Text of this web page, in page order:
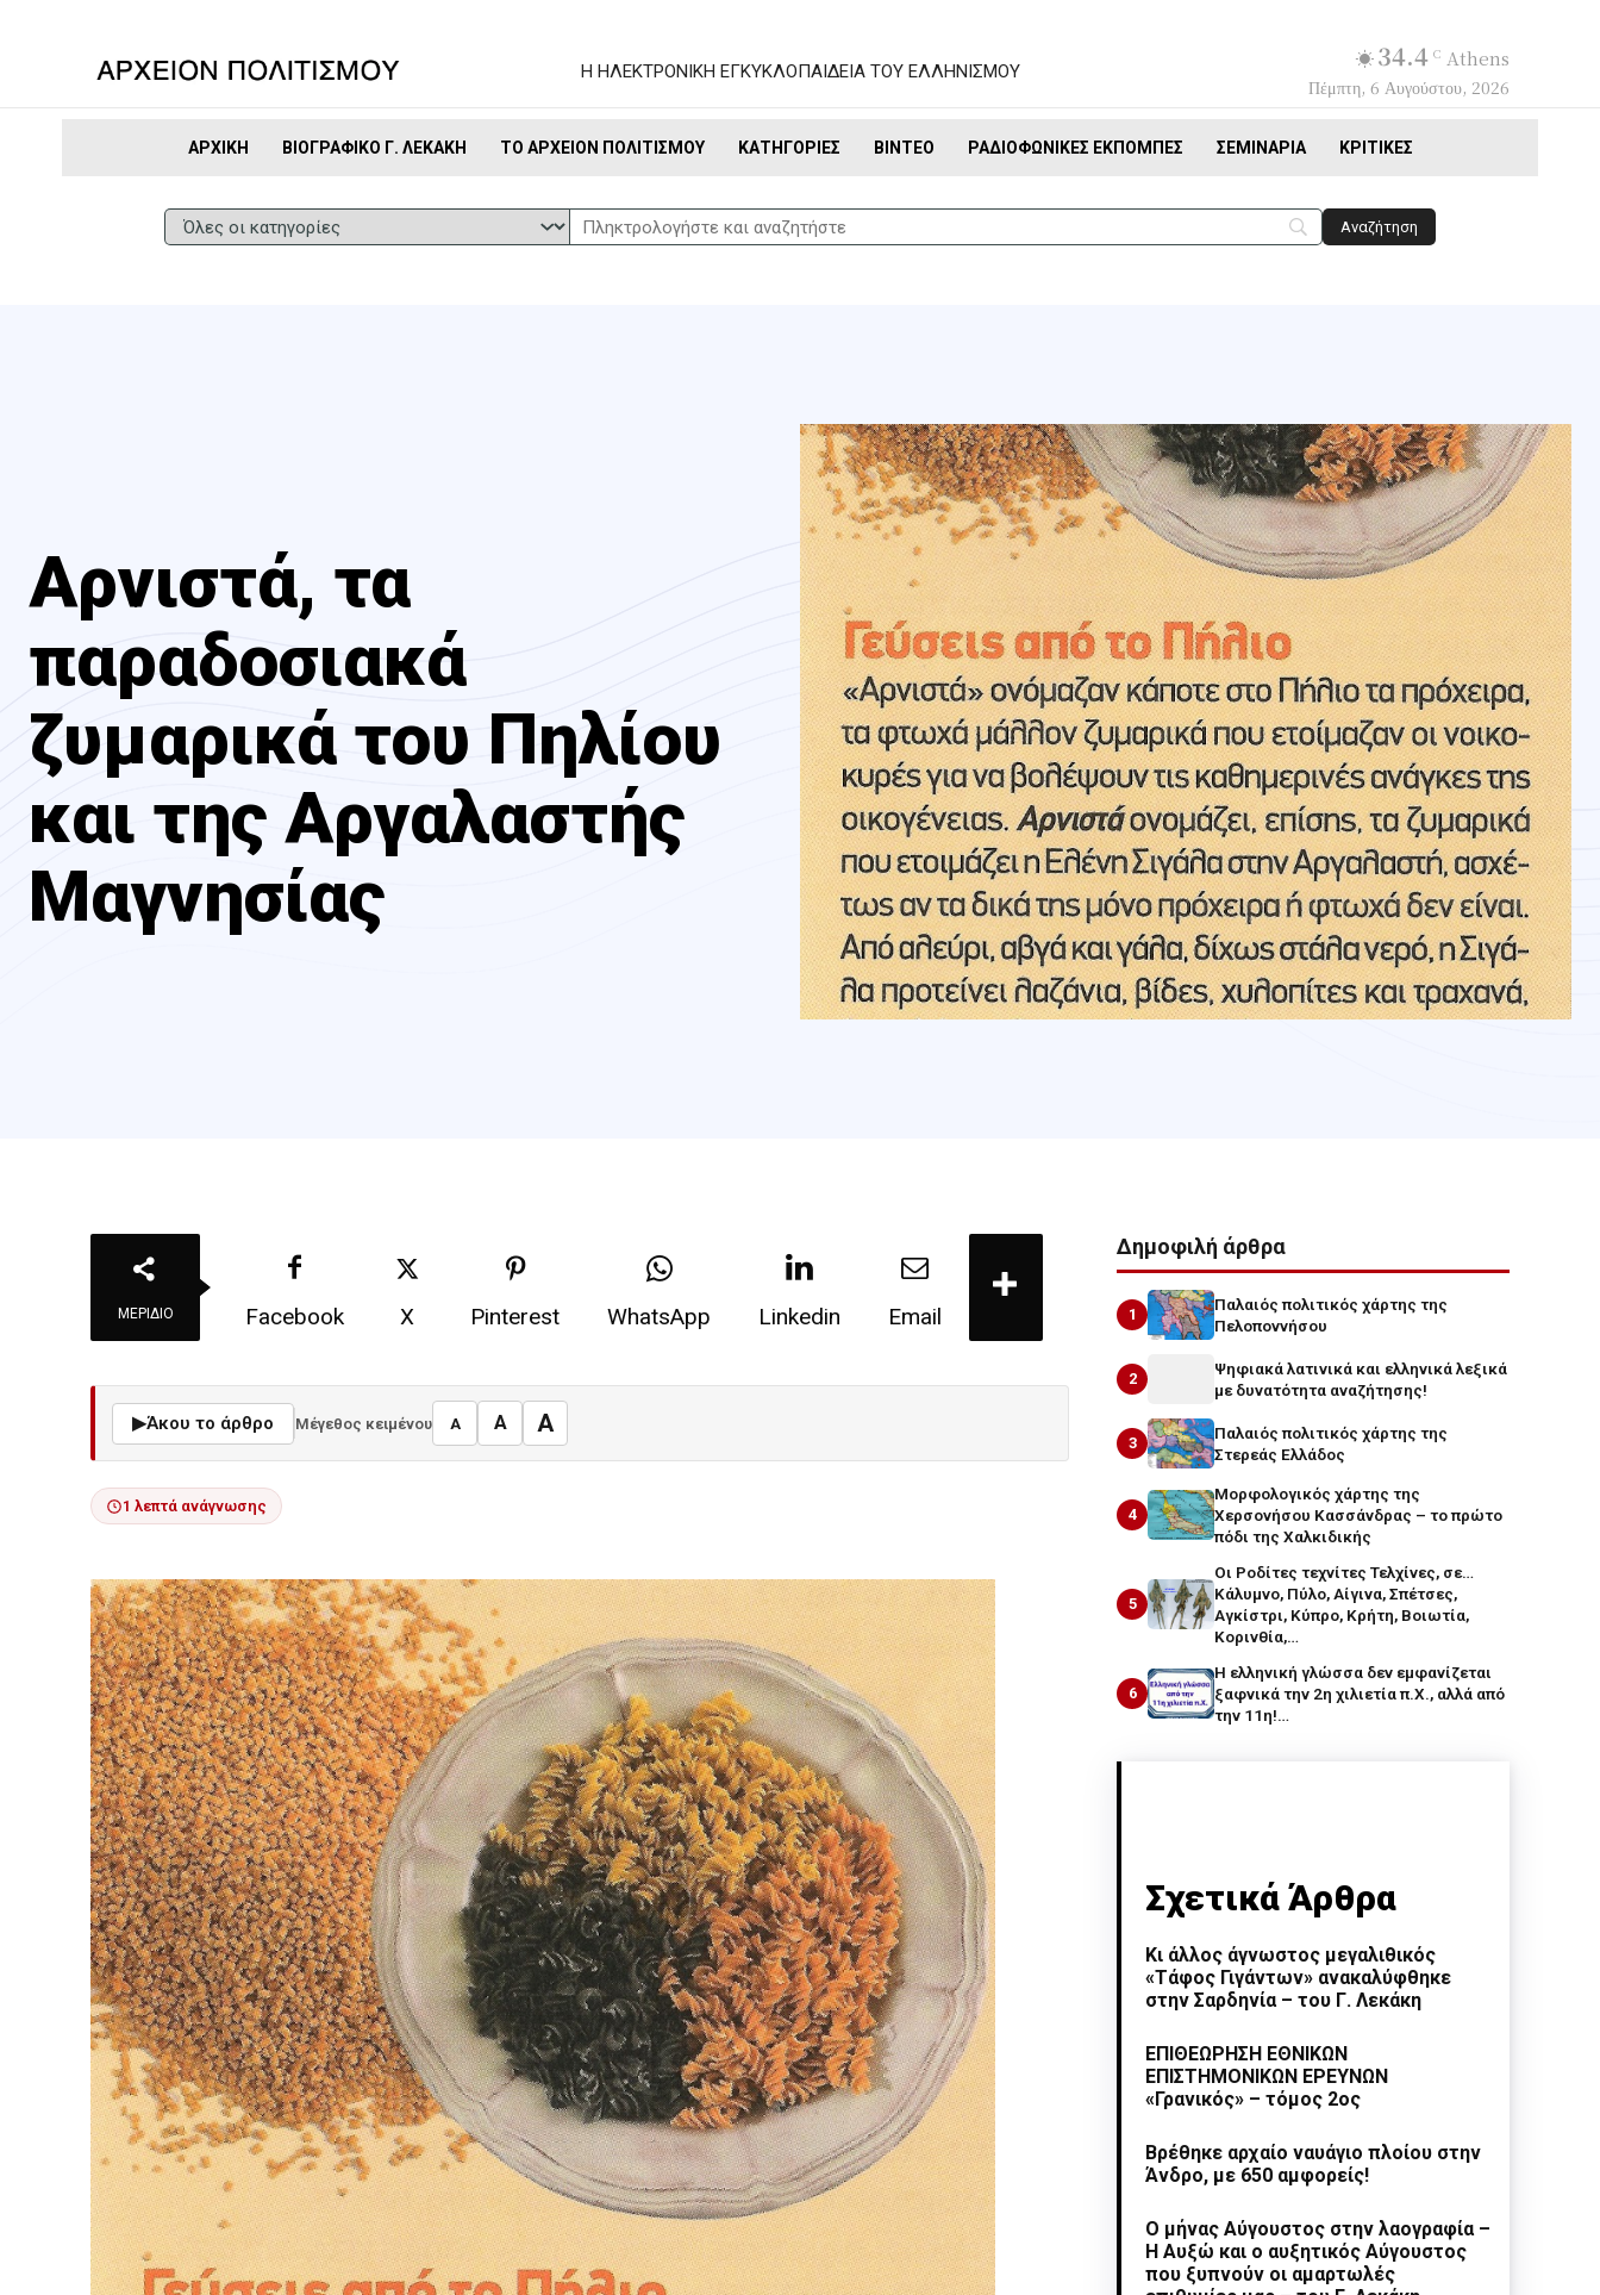
Η ΗΛΕΚΤΡΟΝΙΚΗ ΕΓΚΥΚΛΟΠΑΙΔΕΙΑ ΤΟΥ ΕΛΛΗΝΙΣΜΟΥ 34.4 C Athens
Πέμπτη, 6 Αυγούστου, 2026
ΑΡΧΙΚΉ ΒΙΟΓΡΑΦΙΚΌ Γ. ΛΕΚΆΚΗ ΤΟ ΑΡΧΕΊΟΝ ΠΟΛΙΤΙΣΜΟΎ ΚΑΤΗΓΟΡΊΕΣ ΒΊΝΤΕΟ ΡΑΔΙΟΦΩΝΙΚΈΣ ΕΚΠΟΜΠΈΣ ΣΕΜΙΝΆΡΙΑ ΚΡΙΤΙΚΈΣ
Αρνιστά, τα
παραδοσιακά
ζυμαρικά του Πηλίου
και της Αργαλαστής
Μαγνησίας
ΜΕΡΊΔΙΟ Facebook X Pinterest WhatsApp Linkedin Email
▶Άκου το άρθρο Μέγεθος κειμένου A A A
1 λεπτά ανάγνωσης
Δημοφιλή άρθρα
1
Παλαιός πολιτικός χάρτης της
Πελοποννήσου
2
Ψηφιακά λατινικά και ελληνικά λεξικά
με δυνατότητα αναζήτησης!
3
Παλαιός πολιτικός χάρτης της
Στερεάς Ελλάδος
4
Μορφολογικός χάρτης της
Χερσονήσου Κασσάνδρας – το πρώτο
πόδι της Χαλκιδικής
5
Οι Ροδίτες τεχνίτες Τελχίνες, σε…
Κάλυμνο, Πύλο, Αίγινα, Σπέτσες,
Αγκίστρι, Κύπρο, Κρήτη, Βοιωτία,
Κορινθία,…
6
Η ελληνική γλώσσα δεν εμφανίζεται
ξαφνικά την 2η χιλιετία π.Χ., αλλά από
την 11η!…
Σχετικά Άρθρα
Κι άλλος άγνωστος μεγαλιθικός
«Τάφος Γιγάντων» ανακαλύφθηκε
στην Σαρδηνία – του Γ. Λεκάκη
ΕΠΙΘΕΩΡΗΣΗ ΕΘΝΙΚΩΝ
ΕΠΙΣΤΗΜΟΝΙΚΩΝ ΕΡΕΥΝΩΝ
«Γρανικός» – τόμος 2ος
Βρέθηκε αρχαίο ναυάγιο πλοίου στην
Άνδρο, με 650 αμφορείς!
Ο μήνας Αύγουστος στην λαογραφία –
Η Αυξώ και ο αυξητικός Αύγουστος
που ξυπνούν οι αμαρτωλές